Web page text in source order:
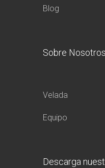
Blog
Sobre Nosotros
Velada
Equipo
Descarga